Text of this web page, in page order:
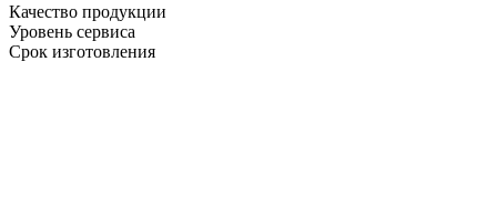
Качество продукции
Уровень сервиса
Срок изготовления